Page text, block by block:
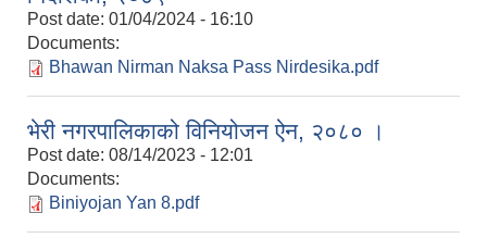
Post date: 01/04/2024 - 16:10
Documents:
Bhawan Nirman Naksa Pass Nirdesika.pdf
भेरी नगरपालिकाको विनियोजन ऐन, २०८० ।
Post date: 08/14/2023 - 12:01
Documents:
Biniyojan Yan 8.pdf